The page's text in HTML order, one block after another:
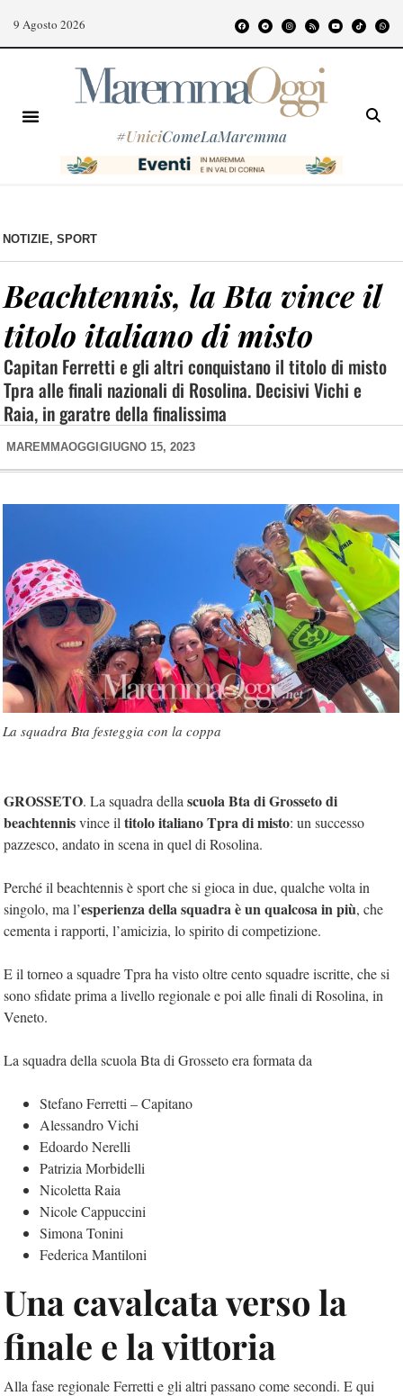
9 Agosto 2026
#UniciComeLaMaremma
NOTIZIE, SPORT
Beachtennis, la Bta vince il
titolo italiano di misto
Capitan Ferretti e gli altri conquistano il titolo di misto
Tpra alle finali nazionali di Rosolina. Decisivi Vichi e
Raia, in garatre della finalissima
MAREMMAOGGI GIUGNO 15, 2023
La squadra Bta festeggia con la coppa
GROSSETO. La squadra della scuola Bta di Grosseto di
beachtennisvince il titolo italiano Tpra di misto: un successo
pazzesco, andato in scena in quel di Rosolina.
Perché il beachtennis è sport che si gioca in due, qualche volta in
singolo, ma l’esperienza della squadra è un qualcosa in più, che
cementa i rapporti, l’amicizia, lo spirito di competizione.
E il torneo a squadre Tpra ha visto oltre cento squadre iscritte, che si
sono sfidate prima a livello regionale e poi alle finali di Rosolina, in
Veneto.
La squadra della scuola Bta di Grosseto era formata da
Stefano Ferretti – Capitano
Alessandro Vichi
Edoardo Nerelli
Patrizia Morbidelli
Nicoletta Raia
Nicole Cappuccini
Simona Tonini
Federica Mantiloni
Una cavalcata verso la
finale e la vittoria
Alla fase regionale Ferretti e gli altri passano come secondi. E qui